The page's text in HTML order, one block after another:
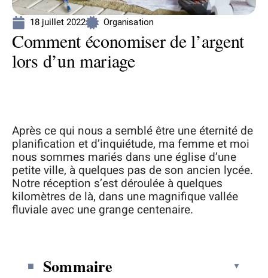
18 juillet 2022 Organisation
Comment économiser de l’argent
lors d’un mariage
Après ce qui nous a semblé être une éternité de
planification et d’inquiétude, ma femme et moi
nous sommes mariés dans une église d’une
petite ville, à quelques pas de son ancien lycée.
Notre réception s’est déroulée à quelques
kilomètres de là, dans une magnifique vallée
fluviale avec une grange centenaire.
Sommaire